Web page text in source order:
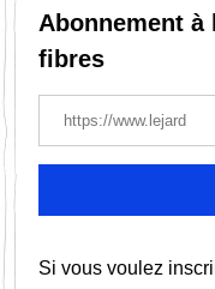
Abonnement
fibres
Si vous voulez